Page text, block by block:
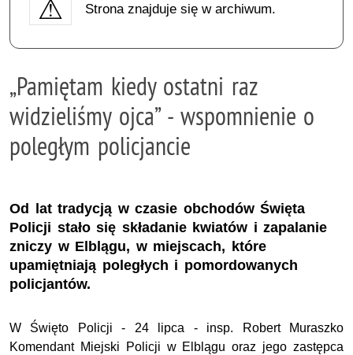
Strona znajduje się w archiwum.
„Pamiętam kiedy ostatni raz
widzieliśmy ojca” - wspomnienie o
poległym policjancie
Od lat tradycją w czasie obchodów Święta
Policji stało się składanie kwiatów i zapalanie
zniczy w Elblągu, w miejscach, które
upamiętniają poległych i pomordowanych
policjantów.
W Święto Policji - 24 lipca - insp. Robert Muraszko
Komendant Miejski Policji w Elblągu oraz jego zastępca